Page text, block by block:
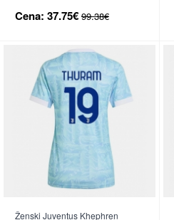
Cena: 37.75€ 99.38€
Ženski Juventus Khephren